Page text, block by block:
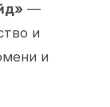
—
и
и